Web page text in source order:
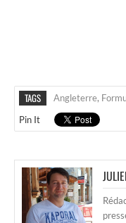
TAGS Angleterre,
Pin It